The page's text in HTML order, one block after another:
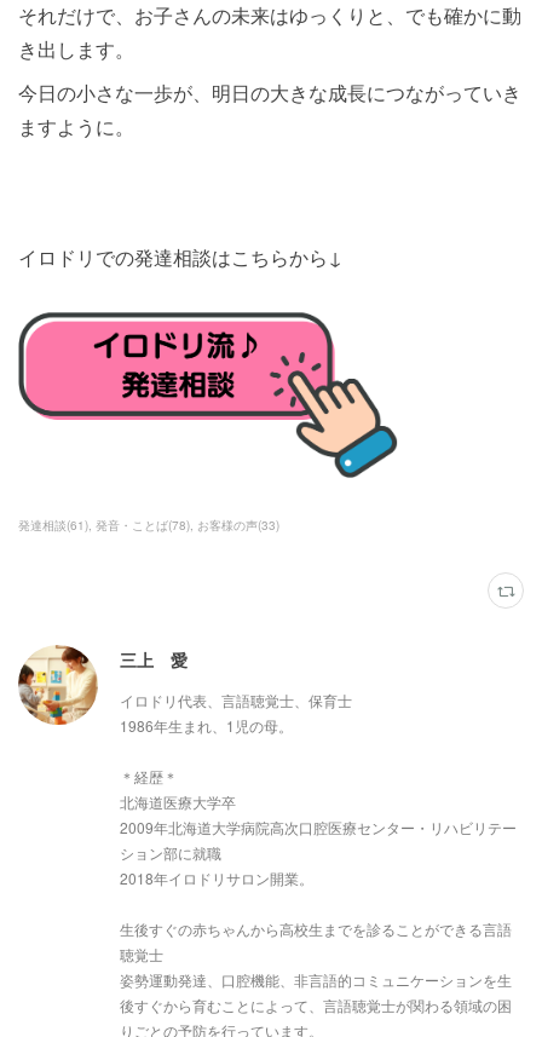
それだけで、お子さんの未来はゆっくりと、でも確かに動
き出します。
今日の小さな一歩が、明日の大きな成長につながっていき
ますように。
イロドリでの発達相談はこちらから↓
発達相談(61) 発音・ことば(78) お客様の声(33)
三上 愛
イロドリ代表、言語聴覚士、保育士
1986年生まれ、1児の母。
＊経歴＊
北海道医療大学卒
2009年北海道大学病院高次口腔医療センター・リハビリテー
ション部に就職
2018年イロドリサロン開業。
生後すぐの赤ちゃんから高校生までを診ることができる言語
聴覚士
姿勢運動発達、口腔機能、非言語的コミュニケーションを生
後すぐから育むことによって、言語聴覚士が関わる領域の困
りごとの予防を行っています。